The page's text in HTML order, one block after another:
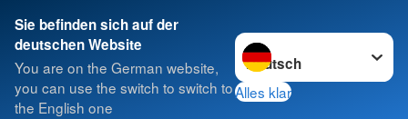
Sie befinden sich auf der
deutschen Website
You are on the German website,
you can use the switch to switch to
the English one
Sprache wechseln zu
Alles klar